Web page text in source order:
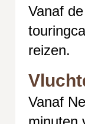
Vanaf
reizen.
Vanaf